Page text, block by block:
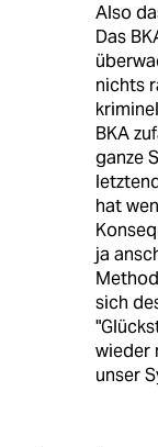
Also
Das
nichts
BKA
ganze
hat
ja
sich
wieder
unser